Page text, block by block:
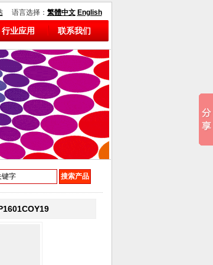
语言选择： 繁體中文 English
行业应用 联系我们